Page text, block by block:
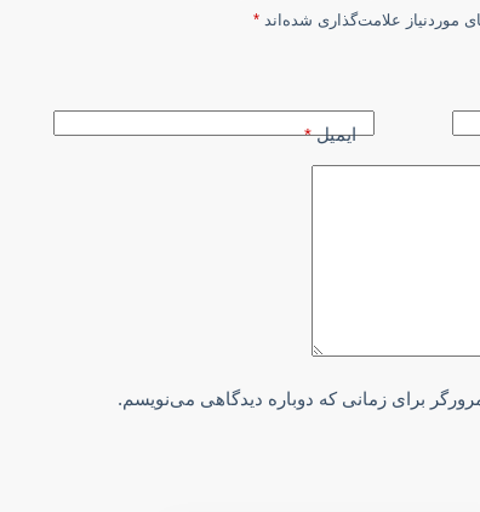
موردنیاز علامت‌گذاری شده‌اند *
ایمیل*
برای زمانی که دوباره دیدگاهی می‌نویسم.